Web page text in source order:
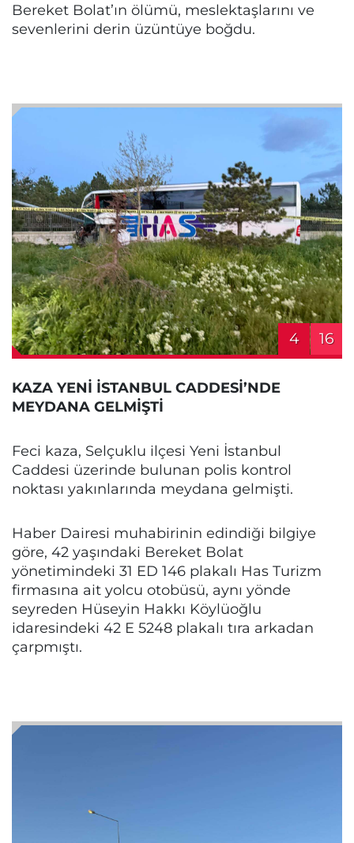
Bereket Bolat’ın ölümü, meslektaşlarını ve
sevenlerini derin üzüntüye boğdu.
4 16
KAZA YENİ İSTANBUL CADDESİ’NDE
MEYDANA GELMİŞTİ
Feci kaza, Selçuklu ilçesi Yeni İstanbul
Caddesi üzerinde bulunan polis kontrol
noktası yakınlarında meydana gelmişti.
Haber Dairesi muhabirinin edindiği bilgiye
göre, 42 yaşındaki Bereket Bolat
yönetimindeki 31 ED 146 plakalı Has Turizm
firmasına ait yolcu otobüsü, aynı yönde
seyreden Hüseyin Hakkı Köylüoğlu
idaresindeki 42 E 5248 plakalı tıra arkadan
çarpmıştı.